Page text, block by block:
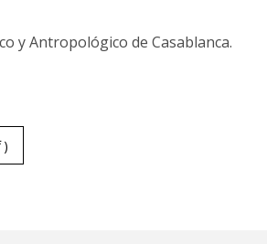
y Antropológico de Casablanca.